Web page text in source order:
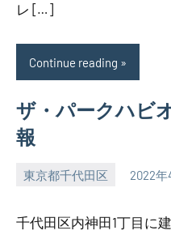
レ […]
Continue reading
ザ・パークハビ
報
東京都千代田区 2022年
SEZIMO
千代田区内神田1丁目に